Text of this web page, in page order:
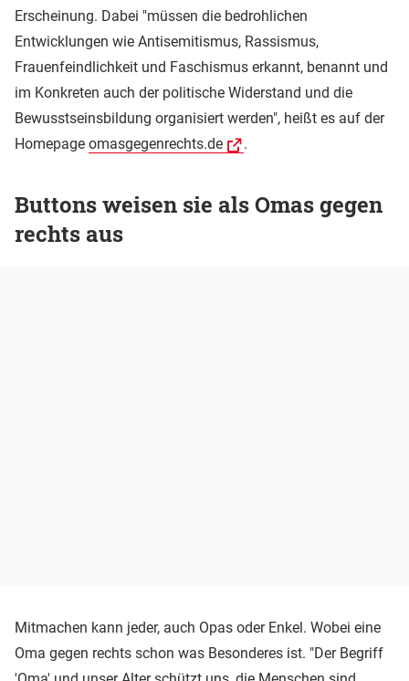
Erscheinung. Dabei "müssen die bedrohlichen
Entwicklungen wie Antisemitismus, Rassismus,
Frauenfeindlichkeit und Faschismus erkannt, benannt und
im Konkreten auch der politische Widerstand und die
Bewusstseinsbildung organisiert werden", heißt es auf der
Homepage omasgegenrechts.de .
Buttons weisen sie als Omas gegen
rechts aus
Mitmachen kann jeder, auch Opas oder Enkel. Wobei eine
Oma gegen rechts schon was Besonderes ist. "Der Begriff